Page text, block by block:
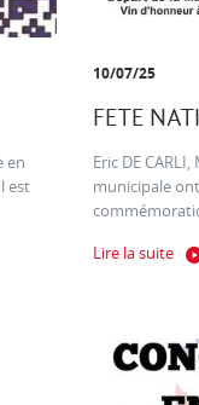
en
est
10/07/25
FETE
Eric DE
municipale
Lire la suite